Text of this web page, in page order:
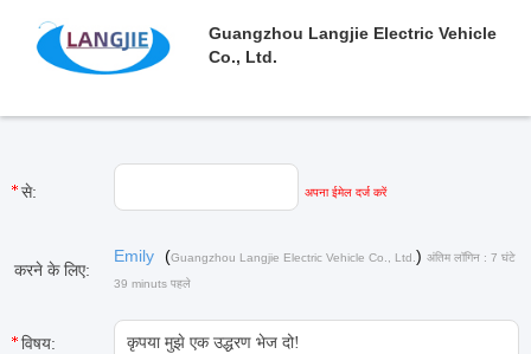
Guangzhou Langjie Electric Vehicle
Co., Ltd.
से: अपना ईमेल दर्ज करें
करने के लिए:
Emily (Guangzhou Langjie Electric Vehicle Co., Ltd. ) अंतिम लॉगिन : 7 घंटे
39 minuts पहले
विषय: